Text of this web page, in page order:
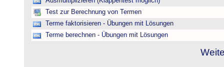
Test zur Berechnung von Termen
Terme faktorisieren - Übungen mit Lösungen
Terme berechnen - Übungen mit Lösungen